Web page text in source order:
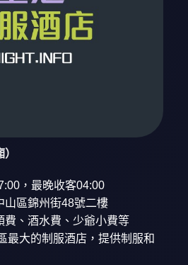
，最晚收客04:00
山區錦州街48號二樓
費、酒水費、少爺小費等
最大的制服酒店，提供制服和